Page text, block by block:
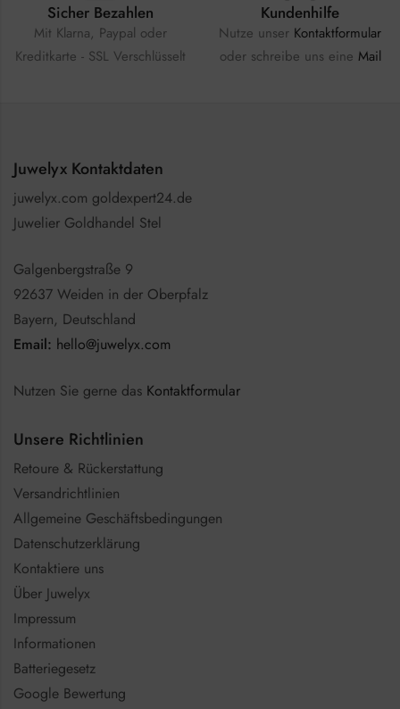
Sicher Bezahlen
Mit Klarna, Paypal oder
Kreditkarte - SSL Verschlüsselt
Kundenhilfe
Nutze unser Kontaktformular
oder schreibe uns eine Mail
Juwelyx Kontaktdaten
juwelyx.com goldexpert24.de
Juwelier Goldhandel Stel
Galgenbergstraße 9
92637 Weiden in der Oberpfalz
Bayern, Deutschland
Email: hello@juwelyx.com
Nutzen Sie gerne das Kontaktformular
Unsere Richtlinien
Retoure & Rückerstattung
Versandrichtlinien
Allgemeine Geschäftsbedingungen
Datenschutzerklärung
Kontaktiere uns
Über Juwelyx
Impressum
Informationen
Batteriegesetz
Google Bewertung